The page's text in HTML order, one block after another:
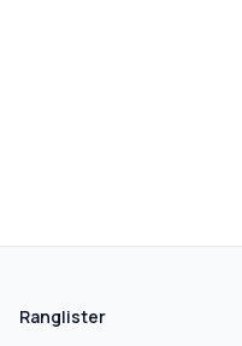
Ranglister